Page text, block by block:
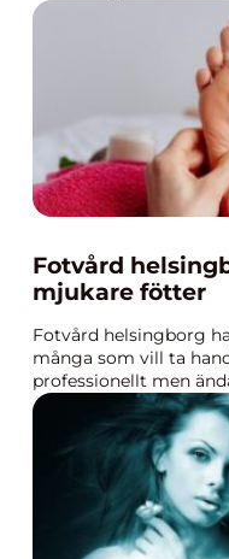
Fotvård
mjukare fötter
Fotvård helsingborg
många som vill ta
professionellt men